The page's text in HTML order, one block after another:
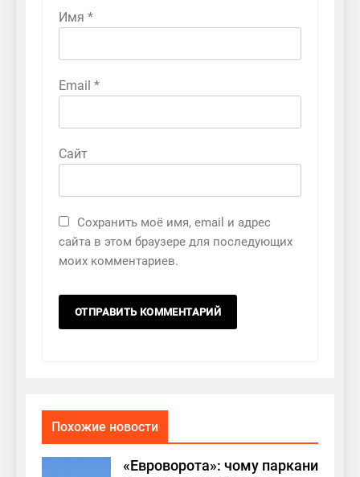
Имя *
Email *
Сайт
Сохранить моё имя, email и адрес
сайта в этом браузере для последующих
моих комментариев.
Похожие новости
«Евроворота»: чому паркани